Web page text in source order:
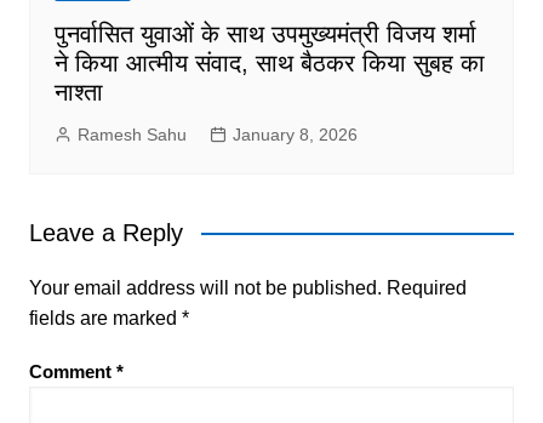
पुनर्वासित युवाओं के साथ उपमुख्यमंत्री विजय शर्मा
ने किया आत्मीय संवाद, साथ बैठकर किया सुबह का
नाश्ता
Ramesh Sahu January 8, 2026
Leave a Reply
Your email address will not be published. Required
fields are marked *
Comment *